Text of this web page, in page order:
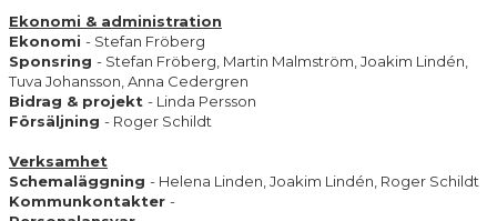
Ekonomi & administration
Ekonomi - Stefan Fröberg
Sponsring - Stefan Fröberg, Martin Malmström, Joakim Lindén,
Tuva Johansson, Anna Cedergren
Bidrag & projekt - Linda Persson
Försäljning - Roger Schildt
Verksamhet
Schemaläggning - Helena Linden, Joakim Lindén, Roger Schildt
Kommunkontakter -